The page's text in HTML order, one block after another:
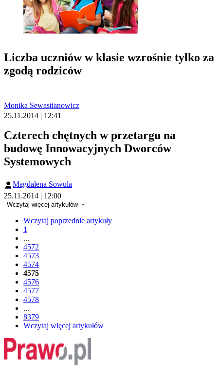
Liczba uczniów w klasie wzrośnie tylko za
zgodą rodziców
Monika Sewastianowicz
25.11.2014 | 12:41
Czterech chętnych w przetargu na
budowę Innowacyjnych Dworców
Systemowych
Magdalena Sowula
25.11.2014 | 12:00
Wczytaj więcej artykułów
Wczytaj poprzednie artykuły
1
...
4572
4573
4574
4575
4576
4577
4578
...
8379
Wczytaj więcej artykułów